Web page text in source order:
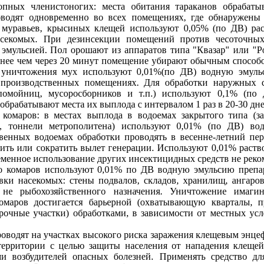
членистоногих: места обитания тараканов
одновременно во всех помещениях, где
крысиных клещей используют 0,05% (по ДВ)
При дезинсекции помещений против
Пол орошают из аппаратов типа "Квазар" или
чем через 20 минут помещение убирают обычным
мух используют 0,01%(по ДВ) водную
помещениях. Для обработки наружных
мусоросборников и т.п.) используют 0,1%
места их выплода с интервалом 1 раз в 20-30
в местах выплода в водоемах закрытого типа
тоннели метрополитена) используют 0,01% (по ДВ)
водоемах обработки проводять в весенне-летний
или сократить вылет генерации. Используют 0,01%
использование других инсектицидных средств не
комаров используют 0,01% по ДВ водную эмульсию
насекомых: стены подвалов, складов, хранилищ,
не рыбохозяйственного назначения. Уничтожение
достигается барьерной (охватывающую
участки) обработками, в зависимости от местных
на участках высокого риска заражения клещевым
с целью защиты населения от нападения
возбудителей опасных болезней. Применять средство